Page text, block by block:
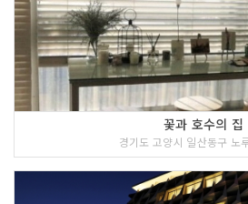
꽃과 호수의 집
경기도 고양시 일산동구 노